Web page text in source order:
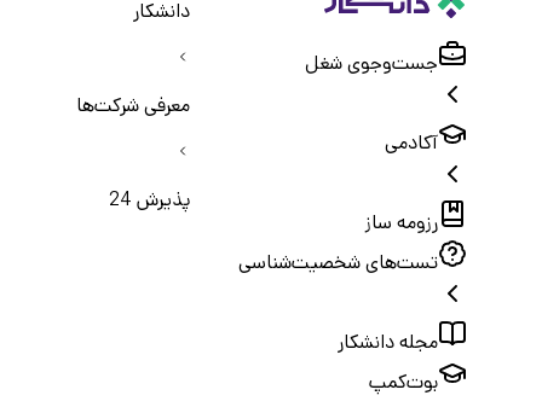
جست‌و‌جوی شغل
آکادمی
رزومه ساز
تست‌های شخصیت‌شناسی
مجله دانشکار
بوت‌کمپ
دانشکار
معرفی شرکت‌ها
پذیرش 24